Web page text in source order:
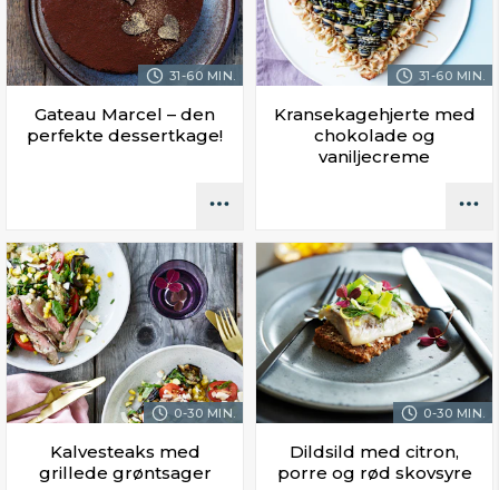
31-60 MIN.
Gateau Marcel – den
perfekte dessertkage!
31-60 MIN.
Kransekagehjerte med
chokolade og
vaniljecreme
0-30 MIN.
Kalvesteaks med
grillede grøntsager
0-30 MIN.
Dildsild med citron,
porre og rød skovsyre